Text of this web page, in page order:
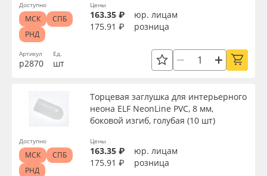
Артикул
р2870
Ед.
шт
Цены
163.35 ₽
юр. лицам
175.91 ₽
розница
Доступно
МСК
СПБ
РНД
Торцевая заглушка для интерьерного
неона ELF NeonLine PVC, 8 мм,
боковой изгиб, голубая (10 шт)
Цены
163.35 ₽
юр. лицам
175.91 ₽
розница
Доступно
МСК
СПБ
РНД